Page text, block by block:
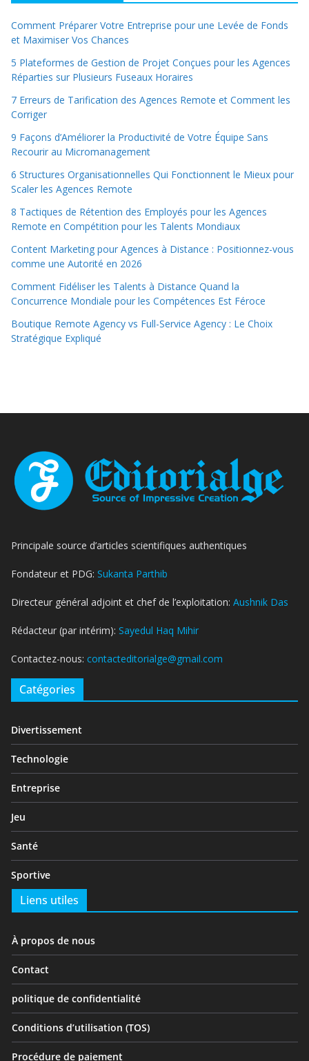
Comment Préparer Votre Entreprise pour une Levée de Fonds
et Maximiser Vos Chances
5 Plateformes de Gestion de Projet Conçues pour les Agences
Réparties sur Plusieurs Fuseaux Horaires
7 Erreurs de Tarification des Agences Remote et Comment les
Corriger
9 Façons d’Améliorer la Productivité de Votre Équipe Sans
Recourir au Micromanagement
6 Structures Organisationnelles Qui Fonctionnent le Mieux pour
Scaler les Agences Remote
8 Tactiques de Rétention des Employés pour les Agences
Remote en Compétition pour les Talents Mondiaux
Content Marketing pour Agences à Distance : Positionnez-vous
comme une Autorité en 2026
Comment Fidéliser les Talents à Distance Quand la
Concurrence Mondiale pour les Compétences Est Féroce
Boutique Remote Agency vs Full-Service Agency : Le Choix
Stratégique Expliqué
Principale source d’articles scientifiques authentiques
Fondateur et PDG: Sukanta Parthib
Directeur général adjoint et chef de l’exploitation: Aushnik Das
Rédacteur (par intérim): Sayedul Haq Mihir
Contactez-nous: contacteditorialge@gmail.com
Catégories
Divertissement
Technologie
Entreprise
Jeu
Santé
Sportive
Liens utiles
À propos de nous
Contact
politique de confidentialité
Conditions d’utilisation (TOS)
Procédure de paiement